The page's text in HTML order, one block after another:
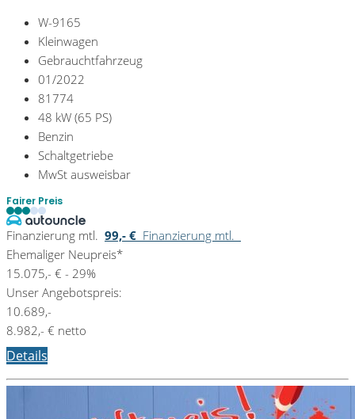
W-9165
Kleinwagen
Gebrauchtfahrzeug
01/2022
81774
48 kW (65 PS)
Benzin
Schaltgetriebe
MwSt ausweisbar
Fairer Preis
Finanzierung mtl. 99,- € Finanzierung mtl.
Ehemaliger Neupreis*
15.075,- € - 29%
Unser Angebotspreis:
10.689,-
8.982,- € netto
Details